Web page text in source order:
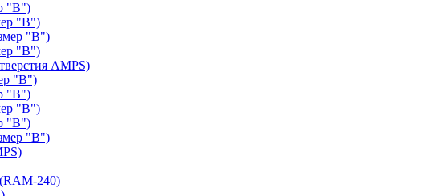
"B")
"B")
"B")
"B")
AMPS)
"B")
"B")
"B")
"B")
"B")
240)